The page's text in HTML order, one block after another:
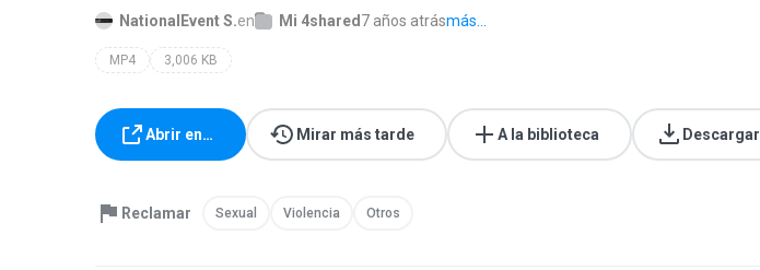
NationalEvent S.en Mi 4shared 7 años atrásmás...
MP4 3,006 KB
Abrir en… Mirar más tarde A la biblioteca Descargar
Reclamar Sexual Violencia Otros